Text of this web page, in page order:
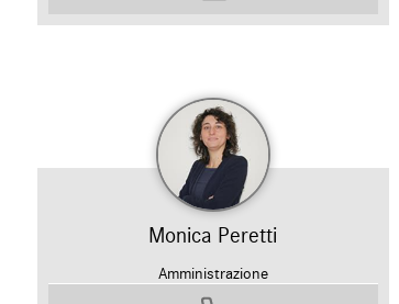
Monica Peretti
Amministrazione